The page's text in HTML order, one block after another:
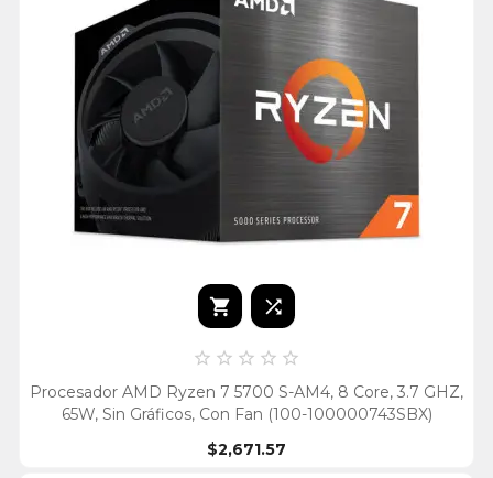
 
    
Procesador AMD Ryzen 7 5700 S-AM4, 8 Core, 3.7 GHZ,
65W, Sin Gráficos, Con Fan (100-100000743SBX)
$2,671.57